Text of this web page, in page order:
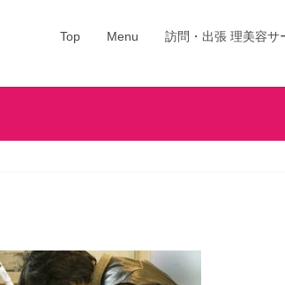
Top Menu 訪問・出張 理美容サ